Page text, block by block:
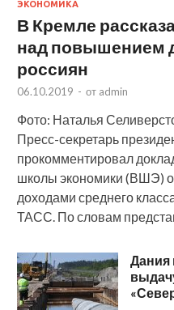
ЭКОНОМИКА
В Кремле
над повышением
россиян
06.10.2019 - от admin
Фото: Наталья
Пресс-секретарь
прокомментировал
школы экономики (ВШЭ) о
доходами среднего
ТАСС. По словам
Дания